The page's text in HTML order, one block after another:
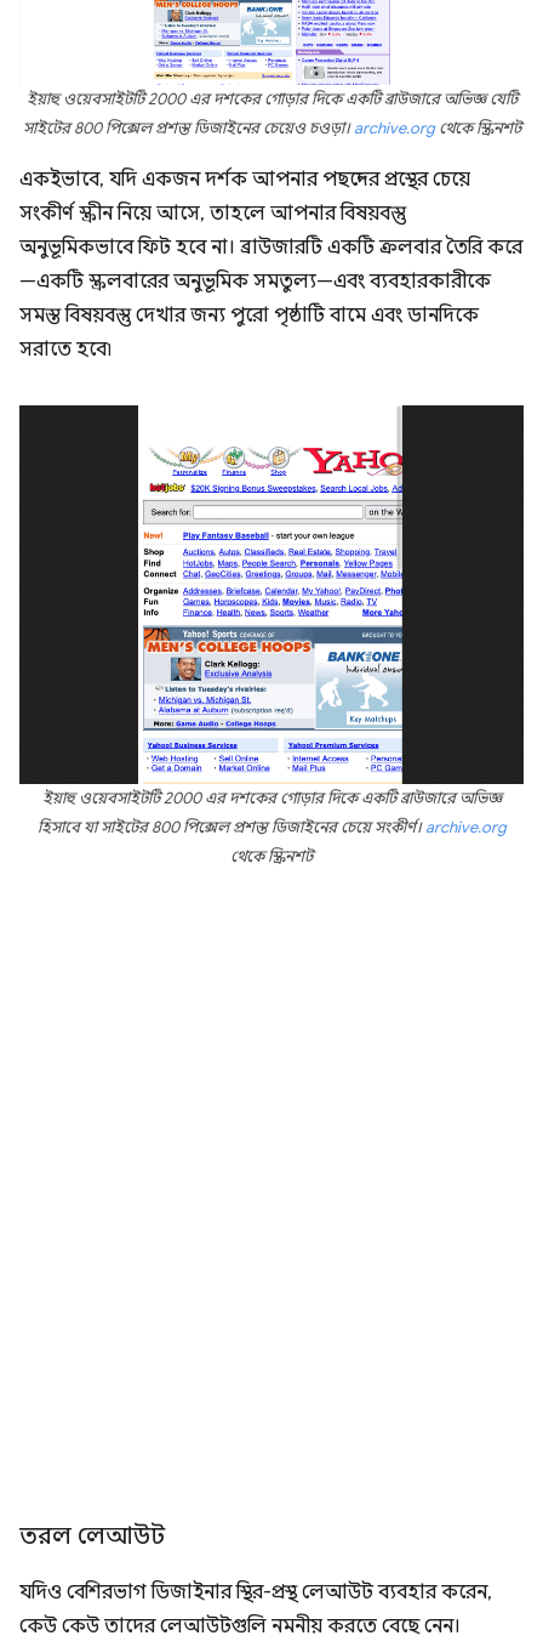
ইয়াহু ওয়েবসাইটটি 2000 এর দশকের গোড়ার দিকে একটি ব্রাউজারে অভিজ্ঞ যেটি
সাইটের 800 পিক্সেল প্রশস্ত ডিজাইনের চেয়েও চওড়া।archive.orgথেকে স্ক্রিনশট
একইভাবে, যদি একজন দর্শক আপনার পছন্দের প্রস্থের চেয়ে
সংকীর্ণ স্ক্রীন নিয়ে আসে, তাহলে আপনার বিষয়বস্তু
অনুভূমিকভাবে ফিট হবে না। ব্রাউজারটি একটি ক্রলবার তৈরি করে
—একটি স্ক্রলবারের অনুভূমিক সমতুল্য—এবং ব্যবহারকারীকে
সমস্ত বিষয়বস্তু দেখার জন্য পুরো পৃষ্ঠাটি বামে এবং ডানদিকে
সরাতে হবে৷
ইয়াহু ওয়েবসাইটটি 2000 এর দশকের গোড়ার দিকে একটি ব্রাউজারে অভিজ্ঞ
হিসাবে যা সাইটের 800 পিক্সেল প্রশস্ত ডিজাইনের চেয়ে সংকীর্ণ।archive.org
থেকে স্ক্রিনশট
তরল লেআউট
যদিও বেশিরভাগ ডিজাইনার স্থির-প্রস্থ লেআউট ব্যবহার করেন,
কেউ কেউ তাদের লেআউটগুলি নমনীয় করতে বেছে নেন।